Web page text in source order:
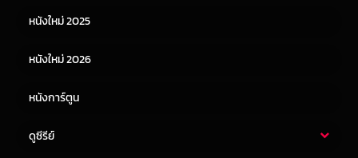
หนังจีน
หนังใหม่ 2025
หนังใหม่ 2026
หนังการ์ตูน
ดูซีรีย์